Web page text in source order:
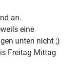
an.
eine
unten nicht ;)
Freitag Mittag